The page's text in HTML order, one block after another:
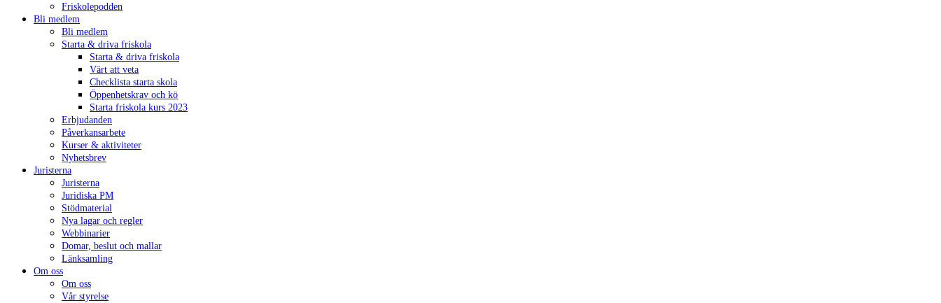
Friskolepodden
Bli medlem
Bli medlem
Starta & driva friskola
Starta & driva friskola
Värt att veta
Checklista starta skola
Öppenhetskrav och kö
Starta friskola kurs 2023
Erbjudanden
Påverkansarbete
Kurser & aktiviteter
Nyhetsbrev
Juristerna
Juristerna
Juridiska PM
Stödmaterial
Nya lagar och regler
Webbinarier
Domar, beslut och mallar
Länksamling
Om oss
Om oss
Vår styrelse